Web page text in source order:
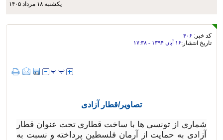
يکشنبه ۱۸ مرداد ۱۴۰۵
کد خبر: ۴۰۶
تاریخ انتشار:۱۶ آبان ۱۳۹۴ - ۱۷:۳۸
تصاویر/قطار آزادی
شماری از تونسی ها با ساخت قطاری تحت عنوان قطار
آزادی به حمایت از آرمان فلسطین پرداخته و نسبت به